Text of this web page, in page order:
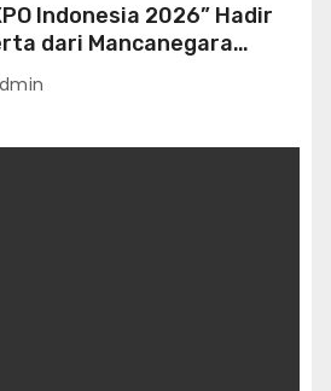
dari Mancanegara
Air